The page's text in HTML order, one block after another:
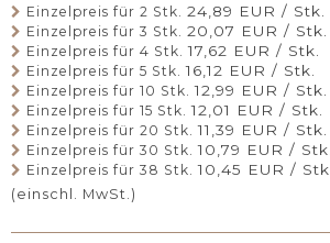
Einzelpreis für 2 Stk. 24,89 EUR / Stk.
Einzelpreis für 3 Stk. 20,07 EUR / Stk.
Einzelpreis für 4 Stk. 17,62 EUR / Stk.
Einzelpreis für 5 Stk. 16,12 EUR / Stk.
Einzelpreis für 10 Stk. 12,99 EUR / Stk.
Einzelpreis für 15 Stk. 12,01 EUR / Stk.
Einzelpreis für 20 Stk. 11,39 EUR / Stk.
Einzelpreis für 30 Stk. 10,79 EUR / Stk.
Einzelpreis für 38 Stk. 10,45 EUR / Stk.
(einschl. MwSt.)